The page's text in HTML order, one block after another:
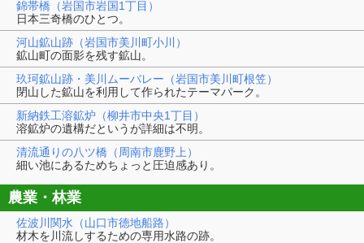
錦帯橋（岩国市岩国1丁目）
日本三奇橋のひとつ。
河山鉱山跡（岩国市美川町小川）
鉱山町の面影を残す鉱山。
玖珂鉱山跡・美川ムーバレー（岩国市美川町根笠）
閉山した鉱山を利用して作られたテーマパーク。
新納鉄工溶鉱炉（柳井市中央1丁目）
溶鉱炉の遺構だというが詳細は不明。
清流通りの八ツ橋（周南市鹿野上）
細い池にあるためちょっと圧迫感あり。
農業・林業
佐波川関水（山口市徳地船路）
材木を川流しするための専用水路の跡。